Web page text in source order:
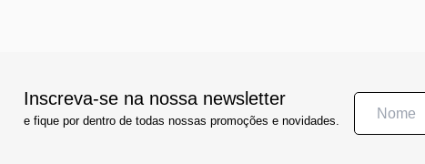
Inscreva-se na nossa newsletter
e fique por dentro de todas nossas promoções e novidades.